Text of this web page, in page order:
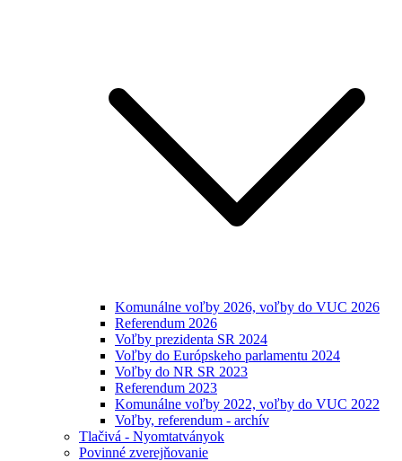
Komunálne voľby 2026, voľby do VUC 2026
Referendum 2026
Voľby prezidenta SR 2024
Voľby do Európskeho parlamentu 2024
Voľby do NR SR 2023
Referendum 2023
Komunálne voľby 2022, voľby do VUC 2022
Voľby, referendum - archív
Tlačivá - Nyomtatványok
Povinné zverejňovanie